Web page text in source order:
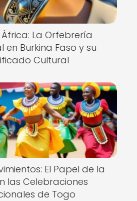
La Orfebrería
en Burkina Faso y su
Cultural
El Papel de la
las Celebraciones
de Togo